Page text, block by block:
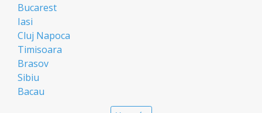
Bucarest
Iasi
Cluj Napoca
Timisoara
Brasov
Sibiu
Bacau